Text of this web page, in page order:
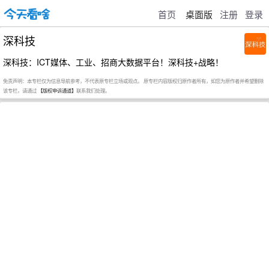
首页 桌面版 注册 登录
深科技
深科技：ICT媒体、工业、招商大数据平台！深科技+战略！
免责声明：本专栏仅为信息导航参考，不代表原专栏立场或观点。 原专栏内容版权归原作者所有，如您为原作者并希望删除
该专栏，请通过 【版权申诉通道】 联系我们处理。